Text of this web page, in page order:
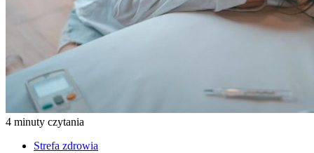
4 minuty czytania
Strefa zdrowia